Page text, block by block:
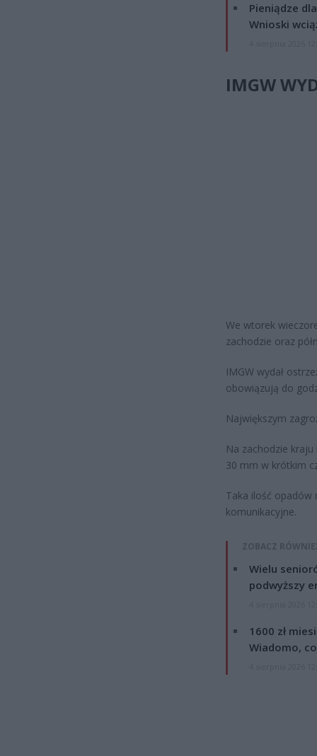
Pieniądze
Wnioski
IMGW
We wtorek
zachodzie oraz
IMGW wydał
obowiązują do
Największym
Na zachodzie
30 mm w krótkim
Taka ilość
komunikacyjne.
ZOBACZ
Wielu
podwyższy
1600 zł
Wiadomo,